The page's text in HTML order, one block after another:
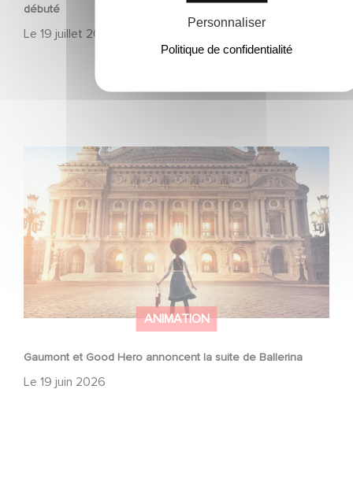
débuté
Le 19 juillet 2026
ANIMATION
Gaumont et Good Hero annoncent la suite de Ballerina
Le 19 juin 2026
Gaumont et Good Hero annoncent la suite de Ballerina
Personnaliser
Politique de confidentialité